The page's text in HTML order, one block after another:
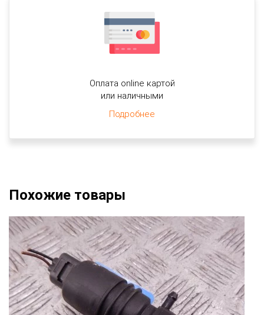
Оплата online картой
или наличными
Подробнее
Похожие товары